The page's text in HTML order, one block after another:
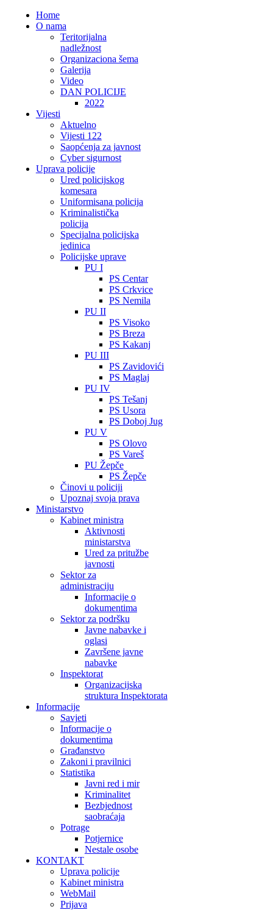
Home
O nama
Teritorijalna
nadležnost
Organizaciona šema
Galerija
Video
DAN POLICIJE
2022
Vijesti
Aktuelno
Vijesti 122
Saopćenja za javnost
Cyber sigurnost
Uprava policije
Ured policijskog
komesara
Uniformisana policija
Kriminalistička
policija
Specijalna policijska
jedinica
Policijske uprave
PU I
PS Centar
PS Crkvice
PS Nemila
PU II
PS Visoko
PS Breza
PS Kakanj
PU III
PS Zavidovići
PS Maglaj
PU IV
PS Tešanj
PS Usora
PS Doboj Jug
PU V
PS Olovo
PS Vareš
PU Žepče
PS Žepče
Činovi u policiji
Upoznaj svoja prava
Ministarstvo
Kabinet ministra
Aktivnosti
ministarstva
Ured za pritužbe
javnosti
Sektor za
administraciju
Informacije o
dokumentima
Sektor za podršku
Javne nabavke i
oglasi
Završene javne
nabavke
Inspektorat
Organizacijska
struktura Inspektorata
Informacije
Savjeti
Informacije o
dokumentima
Građanstvo
Zakoni i pravilnici
Statistika
Javni red i mir
Kriminalitet
Bezbjednost
saobraćaja
Potrage
Potjernice
Nestale osobe
KONTAKT
Uprava policije
Kabinet ministra
WebMail
Prijava